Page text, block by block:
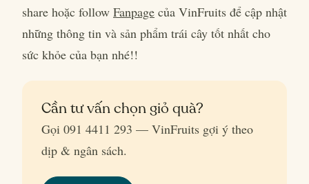
share hoặc follow Fanpage của VinFruits để cập nhật
những thông tin và sản phẩm trái cây tốt nhất cho
sức khỏe của bạn nhé!!
Cần tư vấn chọn giỏ quà?
Gọi 091 4411 293 — VinFruits gợi ý theo
dịp & ngân sách.